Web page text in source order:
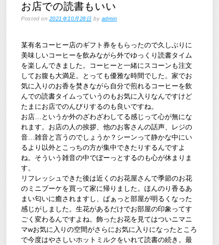
お店での読書もいい
Posted on 2021年10月28日 by admin
某有名コーヒー店のギフト券をもらったので久しぶりに
美味しいコーヒーを飲みながら外でゆっくり読書タイム
を楽しんできました。コーヒーと一緒にスコーンも注文
してお腹も大満足。とっても優雅な時間でした。家でお
気に入りのお香を焚きながら自分で煎れるコーヒーを飲
んでの読書タイムっていうのもお気に入りなんですけど
たまにお店でのんびりするのも良いですね。
お店…というか外のざわざわしてる感じって心が無にな
れます。お店の人の挨拶、他のお客さんの話声、レジの
音…雑音と言うのでしょうか？シーンって静かな中にい
るより以外とこっちの方が集中できたりするんですよ
ね。そういう雑音の中でぼーっとするのも心が休まりま
す。
リフレッシュできた後は近くのお花屋さんで季節のお花
のミニブーケを買って家に帰りました。ほんのり香るあ
まい匂いに癒されますし、ぱぁっと部屋が明るくなった
感じがしました。生花があるだけでお部屋の印象ってす
ごく変わるんですよね。飾ったお花を見てはついニマニ
マwお気に入りの空間がさらにお気に入りになったところ
で今度はやさしいホットミルクをいれて読書の続き。最